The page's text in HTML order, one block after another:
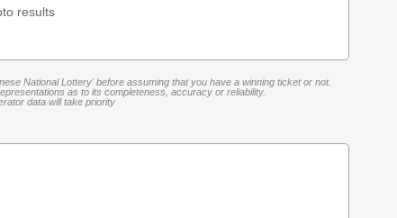
results
National Lottery' before assuming that you have a winning ticket or not.
as to its completeness, accuracy or reliability.
data will take priority